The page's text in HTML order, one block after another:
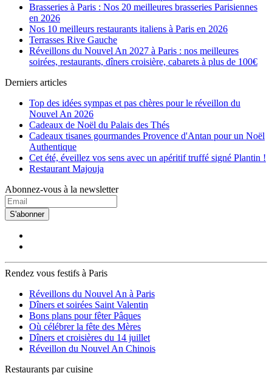
Brasseries à Paris : Nos 20 meilleures brasseries Parisiennes
en 2026
Nos 10 meilleurs restaurants italiens à Paris en 2026
Terrasses Rive Gauche
Réveillons du Nouvel An 2027 à Paris : nos meilleures
soirées, restaurants, dîners croisière, cabarets à plus de 100€
Derniers articles
Top des idées sympas et pas chères pour le réveillon du
Nouvel An 2026
Cadeaux de Noël du Palais des Thés
Cadeaux tisanes gourmandes Provence d'Antan pour un Noël
Authentique
Cet été, éveillez vos sens avec un apéritif truffé signé Plantin !
Restaurant Majouja
Abonnez-vous à la newsletter
S'abonner
Rendez vous festifs à Paris
Réveillons du Nouvel An à Paris
Dîners et soirées Saint Valentin
Bons plans pour fêter Pâques
Où célébrer la fête des Mères
Dîners et croisières du 14 juillet
Réveillon du Nouvel An Chinois
Restaurants par cuisine